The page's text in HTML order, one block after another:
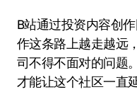
B站通过投资内容创
作这条路上越走越远
司不得不面对的问题
才能让这个社区一直